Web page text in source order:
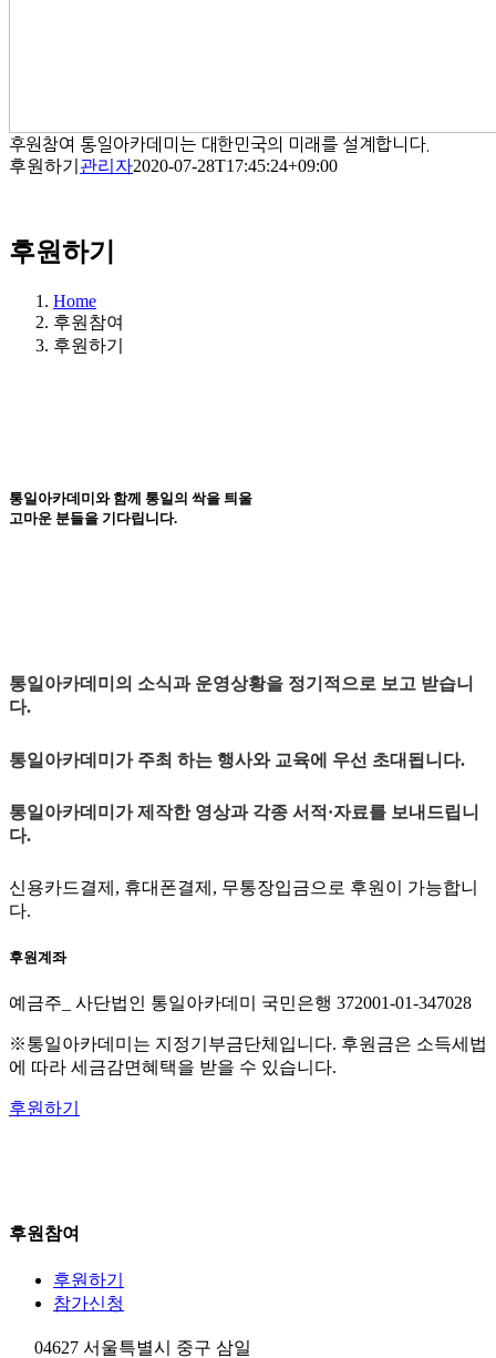
후원참여 통일아카데미는 대한민국의 미래를 설계합니다.
후원하기 관리자2020-07-28T17:45:24+09:00
후원하기
Home
후원참여
후원하기
통일아카데미 와 함께 통일의 싹을 틔울
고마운 분들을 기다립니다.
통일아카데미의 소식과 운영상황을 정기적으로 보고 받습니
다.
통일아카데미가 주최 하는 행사와 교육에 우선 초대됩니다.
통일아카데미가 제작한 영상과 각종 서적·자료를 보내드립니
다.
신용카드결제, 휴대폰결제, 무통장입금으로 후원이 가능합니
다.
후원계좌
예금주_ 사단법인 통일아카데미 국민은행 372001-01-347028
※통일아카데미는 지정기부금단체입니다. 후원금은 소득세법
에 따라 세금감면혜택을 받을 수 있습니다.
후원하기
후원참여
후원하기
참가신청
04627 서울특별시 중구 삼일